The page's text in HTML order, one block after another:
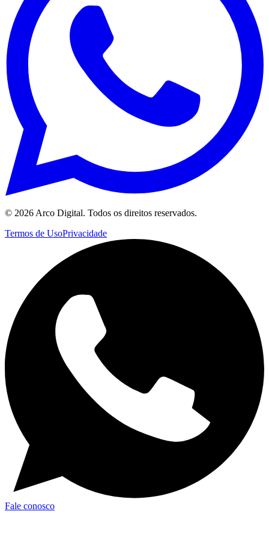
© 2026 Arco Digital. Todos os direitos reservados.
Termos de UsoPrivacidade
Fale conosco